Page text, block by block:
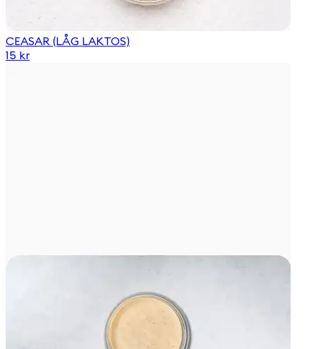
CEASAR (LÅG LAKTOS)
15 kr